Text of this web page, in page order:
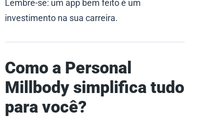
Lembre-se: um app bem feito é um
investimento na sua carreira.
Como a Personal
Millbody simplifica tudo
para você?